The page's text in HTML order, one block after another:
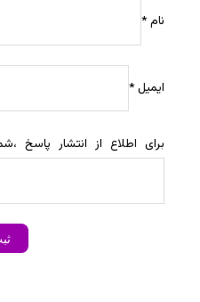
نام*
ایمیل*
برای اطلاع از انتشار پاسخ